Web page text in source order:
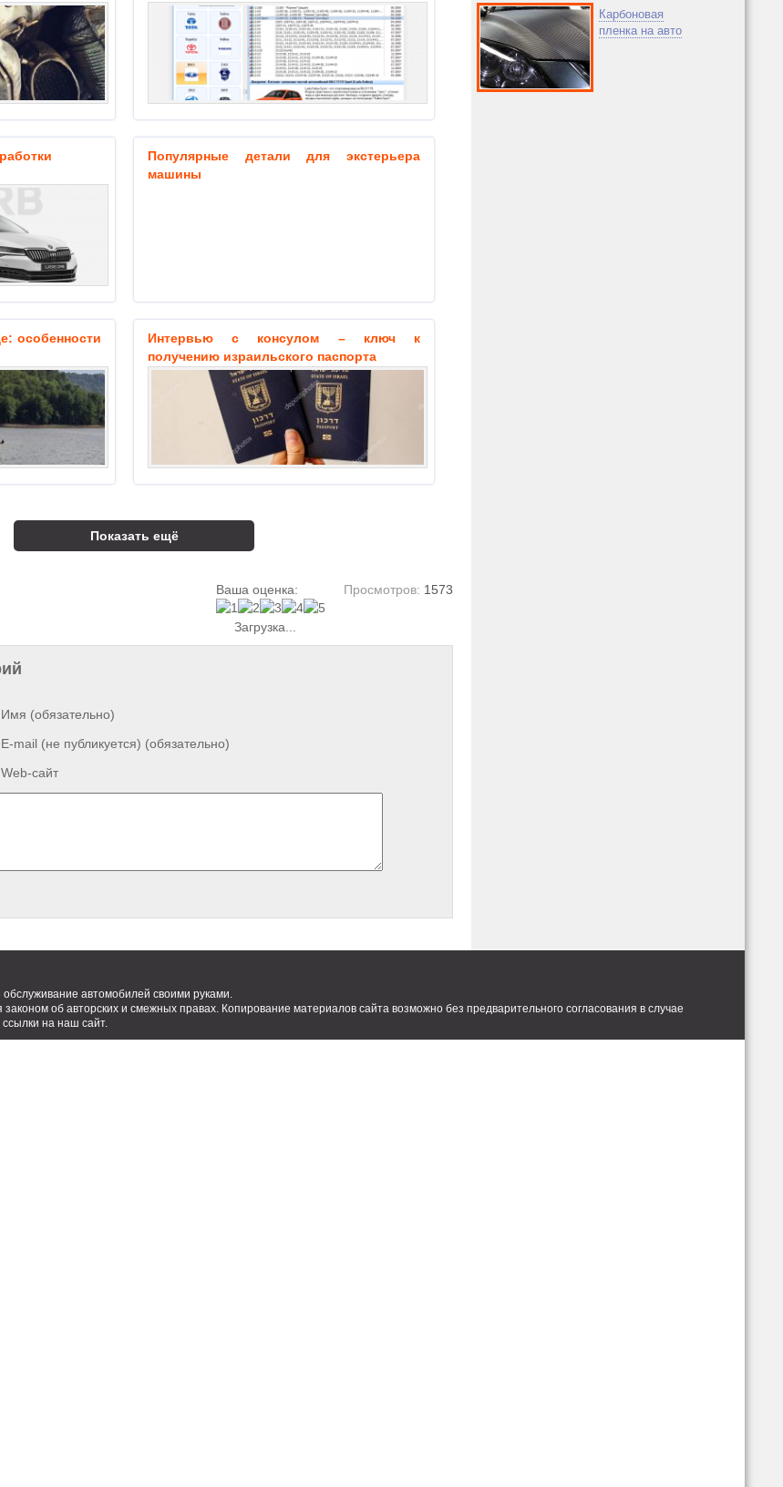
Популярные детали для экстерьера
машины
особенности
Интервью с консулом – ключ к
получению израильского паспорта
Показать ещё
Просмотров: 1573
Ваша оценка:
Загрузка...
Имя (обязательно)
E-mail (не публикуется) (обязательно)
Web-сайт
Карбоновая
пленка на авто
обслуживание автомобилей своими руками.
об авторских и смежных правах. Копирование материалов сайта возможно без предварительного согласования в случае
ссылки на наш сайт.